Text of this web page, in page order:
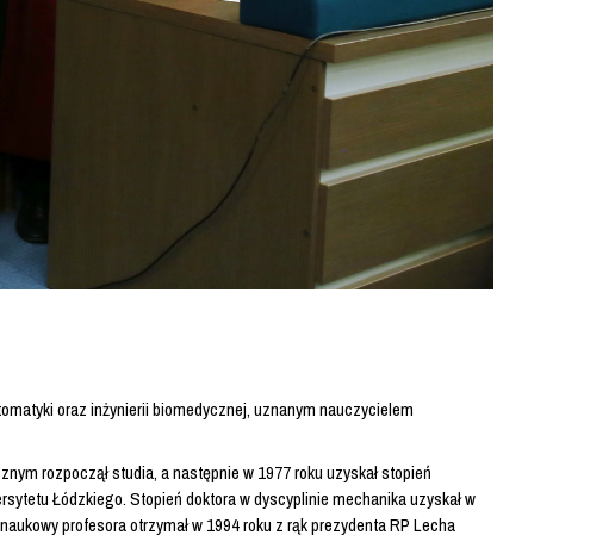
oraz inżynierii biomedycznej, uznanym nauczycielem
rozpoczął studia, a następnie w 1977 roku uzyskał stopień
Łódzkiego. Stopień doktora w dyscyplinie mechanika uzyskał w
profesora otrzymał w 1994 roku z rąk prezydenta RP Lecha